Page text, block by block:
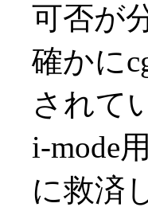
可否が
確かに
されて
i-mode
に救済